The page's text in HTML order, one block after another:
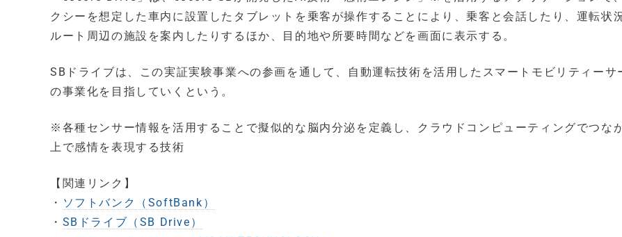
クシーを想定した車内に設置したタブレットを乗客が操作することにより、乗客と会話したり、運転状
ルート周辺の施設を案内したりするほか、目的地や所要時間などを画面に表示する。
SBドライブは、この実証実験事業への参画を通して、自動運転技術を活用したスマートモビリティーサ
の事業化を目指していくという。
※各種センサー情報を活用することで擬似的な脳内分泌を定義し、クラウドコンピューティングでつな
上で感情を表現する技術
【関連リンク】
・ ソフトバンク（SoftBank）
・ SBドライブ（SB Drive）